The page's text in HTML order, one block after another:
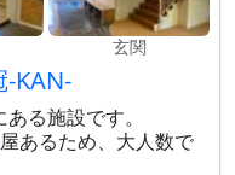
玄関
KAN-
る施設です。
あるため、大人数で